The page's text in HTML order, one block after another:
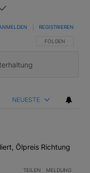
Folgen
Folgen
FOLGE DIESER
FOLGEN
REGISTRIEREN
NEUESTE
Ölpreis Richtung
TEILEN MELDUNG